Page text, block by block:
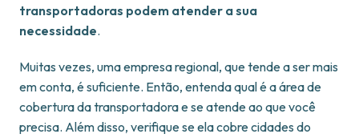
transportadoras podem atender a sua
necessidade.
Muitas vezes, uma empresa regional, que tende a ser mais
em conta, é suficiente. Então, entenda qual é a área de
cobertura da transportadora e se atende ao que você
precisa. Além disso, verifique se ela cobre cidades do